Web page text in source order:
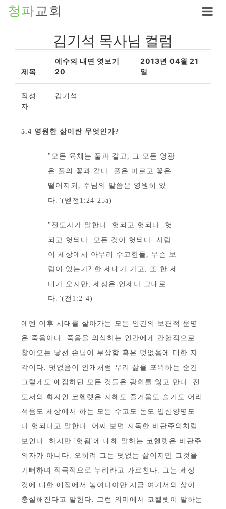
청파교회
김기석 목사님 컬럼
제목
예수의 내면 엿보기
20
2013년 04월 21
일
작성
자
김기석
5.4 영원한 삶이란 무엇인가?
"모든 육체는 풀과 같고, 그 모든 영광
은 풀의 꽃과 같다. 풀은 마르고 꽃은
떨어지되, 주님의 말씀은 영원히 있
다."(벧전1:24-25a)
"전도자가 말한다. 헛되고 헛되다. 헛
되고 헛되다. 모든 것이 헛되다. 사람
이 세상에서 아무리 수고한들, 무슨 보
람이 있는가? 한 세대가 가고, 또 한 세
대가 오지만, 세상은 언제나 그대로
다."(전1:2-4)
에덴 이후 시대를 살아가는 모든 인간의 보편적 운명
은 죽음이다. 죽음을 의식하는 인간에게 간헐적으로
찾아오는 낯선 손님이 무상함 혹은 덧없음에 대한 자
각이다. 덧없음이 안개처럼 우리 삶을 포위하는 순간
그렇게도 애집하던 모든 것들은 광휘를 잃고 만다. 전
도서의 화자인 코헬렛은 지혜도 즐거움도 슬기도 어리
석음도 세상에서 하는 모든 수고도 돈도 입신양명도
다 헛되다고 말한다. 어찌 보면 지독한 비관주의처럼
보인다. 하지만 '헛됨'에 대해 말하는 코헬렛은 비관주
의자가 아니다. 오히려 그는 덧없는 삶이지만 그것을
기뻐하며 적극적으로 누리라고 가르친다. 그는 세상
것에 대한 애집에서 놓여나야만 지금 여기서의 삶이
충실해진다고 말한다. 그런 의미에서 코헬렛이 말하는